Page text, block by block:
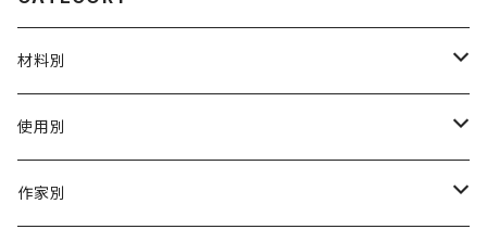
材料別
陶磁器
ガラス
使用別
茶壺 急须 土瓶
作家別